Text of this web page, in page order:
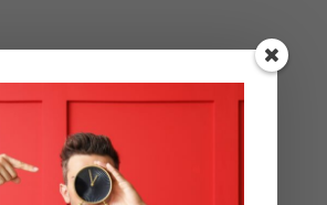
cuánto tiempo
sus Datos?
Services SL conservará sus
durante el tiempo